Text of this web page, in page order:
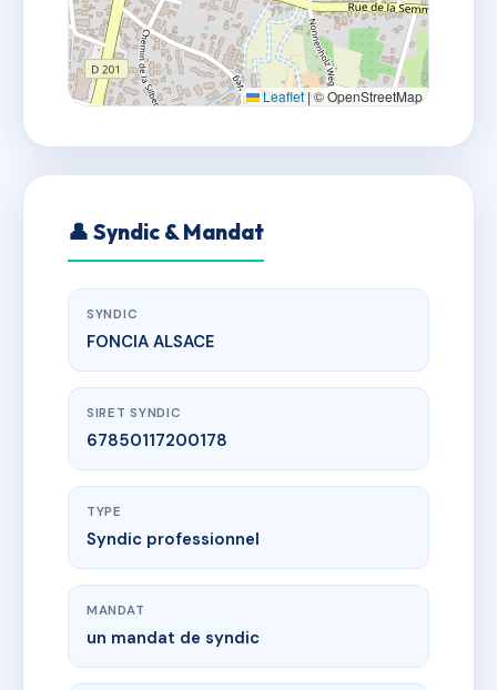
Leaflet |© OpenStreetMap
👤 Syndic & Mandat
SYNDIC
FONCIA ALSACE
SIRET SYNDIC
67850117200178
TYPE
Syndic professionnel
MANDAT
un mandat de syndic